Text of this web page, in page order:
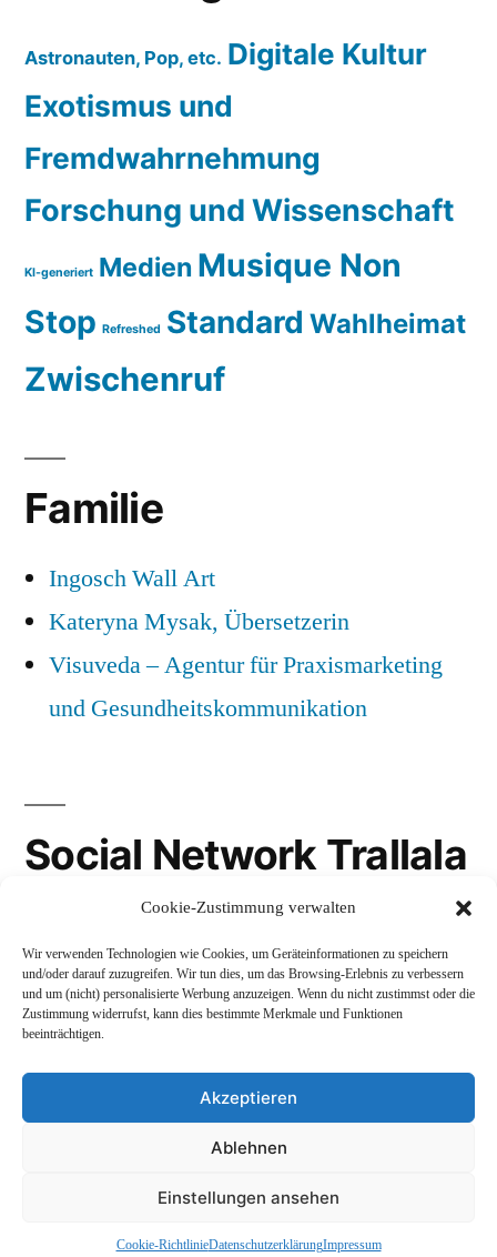
Cookie-Zustimmung verwalten
Wir verwenden Technologien wie Cookies, um Geräteinformationen zu speichern
und/oder darauf zuzugreifen. Wir tun dies, um das Browsing-Erlebnis zu verbessern
und um (nicht) personalisierte Werbung anzuzeigen. Wenn du nicht zustimmst oder die
Zustimmung widerrufst, kann dies bestimmte Merkmale und Funktionen
beeinträchtigen.
Akzeptieren
Ablehnen
Einstellungen ansehen
Cookie-RichtlinieDatenschutzerklärungImpressum
Astronauten, Pop, etc. Digitale Kultur
Exotismus und
Fremdwahrnehmung
Forschung und Wissenschaft
KI-generiert Medien Musique Non
Stop Refreshed Standard Wahlheimat
Zwischenruf
Familie
Ingosch Wall Art
Kateryna Mysak, Übersetzerin
Visuveda – Agentur für Praxismarketing
und Gesundheitskommunikation
Social Network Trallala
LinkedIn
Mastodon
Stolz präsentiert von WordPress.
Impressum und Rechtliches